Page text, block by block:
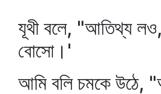
যূথী বলে, "আতিথ্য
বোসো।'
আমি বলি চমকে উঠে,